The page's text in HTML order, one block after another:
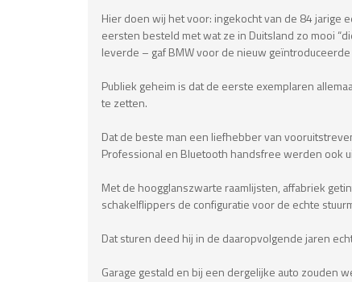
Hier doen wij het voor: ingekocht van de 84 jarige
eersten besteld met wat ze in Duitsland zo mooi
leverde – gaf BMW voor de nieuw
Publiek geheim is dat de eerste exemplaren
te zetten.
Dat de beste man een liefhebber van
Professional en Bluetooth handsfree werden ook
Met de hoogglanszwarte raamlijsten, affabriek
schakelflippers de configuratie voor de echte
Dat sturen deed hij in de daaropvolgende jaren
Garage gestald en bij een dergelijke auto zouden